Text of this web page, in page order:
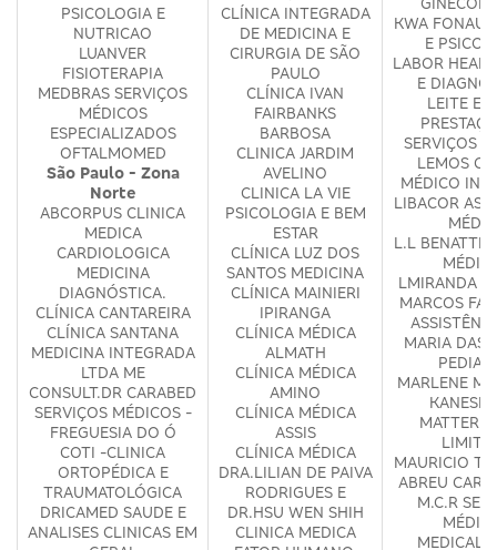
PSICOLOGIA E
NUTRICAO
LUANVER
FISIOTERAPIA
MEDBRAS SERVIÇOS
MÉDICOS
ESPECIALIZADOS
OFTALMOMED
São Paulo - Zona
Norte
ABCORPUS CLINICA
MEDICA
CARDIOLOGICA
MEDICINA
DIAGNÓSTICA.
CLÍNICA CANTAREIRA
CLÍNICA SANTANA
MEDICINA INTEGRADA
LTDA ME
CONSULT.DR CARABED
SERVIÇOS MÉDICOS -
FREGUESIA DO Ó
COTI -CLINICA
ORTOPÉDICA E
TRAUMATOLÓGICA
DRICAMED SAUDE E
ANALISES CLINICAS EM
CLÍNICA INTEGRADA
DE MEDICINA E
CIRURGIA DE SÃO
PAULO
CLÍNICA IVAN
FAIRBANKS
BARBOSA
CLINICA JARDIM
AVELINO
CLINICA LA VIE
PSICOLOGIA E BEM
ESTAR
CLÍNICA LUZ DOS
SANTOS MEDICINA
CLÍNICA MAINIERI
IPIRANGA
CLÍNICA MÉDICA
ALMATH
CLÍNICA MÉDICA
AMINO
CLÍNICA MÉDICA
ASSIS
CLÍNICA MÉDICA
DRA.LILIAN DE PAIVA
RODRIGUES E
DR.HSU WEN SHIH
CLINICA MEDICA
KWA
E
LABOR
E
LEITE E
SERVIÇOS
LEMOS
MÉDICO
LIBACOR
L.L BENATTI
LMIRANDA
MARCOS
MARIA DAS
MARLENE
MATTER
MAURICIO
ABREU
M.C.R
MEDICAL